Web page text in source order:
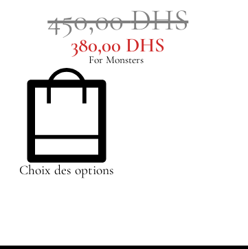
For Monsters
450,00DHS
380,00 DHS
Choix des options